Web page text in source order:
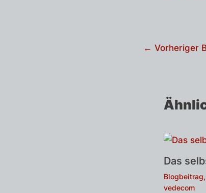
← Vorheriger
Das
Blogbeitrag,
vedecom